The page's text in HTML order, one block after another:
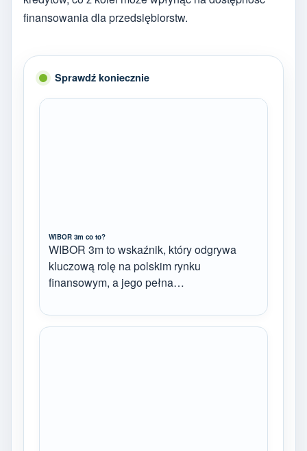
finansowania dla przedsiębiorstw.
Sprawdź koniecznie
WIBOR 3m co to?
WIBOR 3m to wskaźnik, który odgrywa
kluczową rolę na polskim rynku
finansowym, a jego pełna…